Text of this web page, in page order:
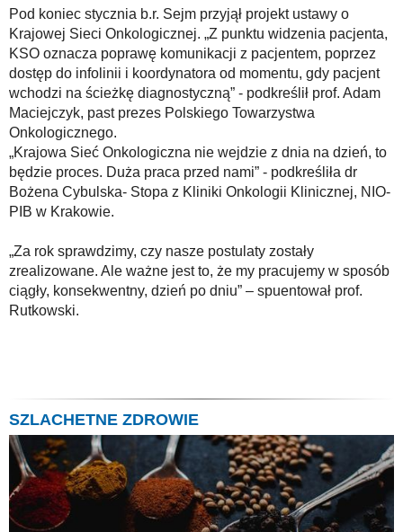
Pod koniec stycznia b.r. Sejm przyjął projekt ustawy o
Krajowej Sieci Onkologicznej. „Z punktu widzenia pacjenta,
KSO oznacza poprawę komunikacji z pacjentem, poprzez
dostęp do infolinii i koordynatora od momentu, gdy pacjent
wchodzi na ścieżkę diagnostyczną” - podkreślił prof. Adam
Maciejczyk, past prezes Polskiego Towarzystwa
Onkologicznego.
„Krajowa Sieć Onkologiczna nie wejdzie z dnia na dzień, to
będzie proces. Duża praca przed nami” - podkreśliła dr
Bożena Cybulska- Stopa z Kliniki Onkologii Klinicznej, NIO-
PIB w Krakowie.
„Za rok sprawdzimy, czy nasze postulaty zostały
zrealizowane. Ale ważne jest to, że my pracujemy w sposób
ciągły, konsekwentny, dzień po dniu” – spuentował prof.
Rutkowski.
SZLACHETNE ZDROWIE